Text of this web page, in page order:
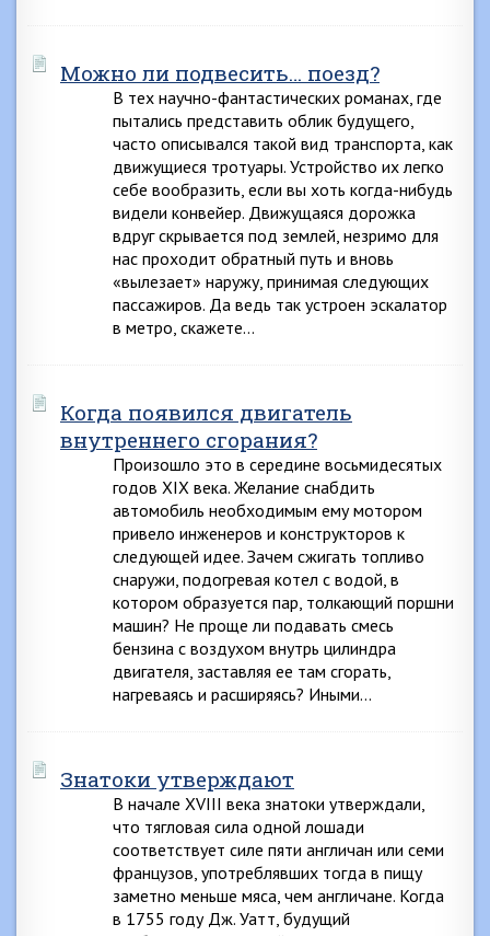
Можно ли подвесить… поезд?
В тех научно-фантастических романах, где
пытались представить облик будущего,
часто описывался такой вид транспорта, как
движущиеся тротуары. Устройство их легко
себе вообразить, если вы хоть когда-нибудь
видели конвейер. Движущаяся дорожка
вдруг скрывается под землей, незримо для
нас проходит обратный путь и вновь
«вылезает» наружу, принимая следующих
пассажиров. Да ведь так устроен эскалатор
в метро, скажете…
Когда появился двигатель
внутреннего сгорания?
Произошло это в середине восьмидесятых
годов XIX века. Желание снабдить
автомобиль необходимым ему мотором
привело инженеров и конструкторов к
следующей идее. Зачем сжигать топливо
снаружи, подогревая котел с водой, в
котором образуется пар, толкающий поршни
машин? Не проще ли подавать смесь
бензина с воздухом внутрь цилиндра
двигателя, заставляя ее там сгорать,
нагреваясь и расширяясь? Иными…
Знатоки утверждают
В начале XVIII века знатоки утверждали,
что тягловая сила одной лошади
соответствует силе пяти англичан или семи
французов, употреблявших тогда в пищу
заметно меньше мяса, чем англичане. Когда
в 1755 году Дж. Уатт, будущий